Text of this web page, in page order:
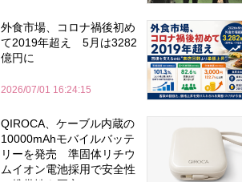
外食市場、コロナ禍後初め
て2019年超え 5月は3282
億円に
2026/07/01 16:24:15
QIROCA、ケーブル内蔵の
10000mAhモバイルバッテ
リーを発売 準固体リチウ
ムイオン電池採用で安全性